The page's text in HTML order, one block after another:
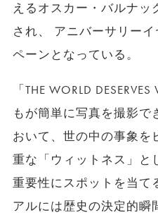
えるオスカー・バルナッ
され、 アニバーサリー
ペーンとなっている。
「THE WORLD
もが簡単に写真を撮影で
おいて、世の中の事象を
重な「ウィットネス」と
重要性にスポットを当て
アルには歴史の決定的瞬